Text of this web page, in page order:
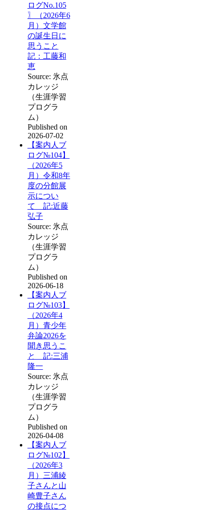
ログNo.105
〗（2026年6
月）文学館
の誕生日に
思うこと
記：工藤和
恵
Source: 氷点
カレッジ
（生涯学習
プログラ
ム）
Published on
2026-07-02
【案内人ブ
ログ№104】
（2026年5
月）令和8年
度の分館展
示につい
て 記:近藤
弘子
Source: 氷点
カレッジ
（生涯学習
プログラ
ム）
Published on
2026-06-18
【案内人ブ
ログ№103】
（2026年4
月）青少年
弁論2026を
聞き思うこ
と 記:三浦
隆一
Source: 氷点
カレッジ
（生涯学習
プログラ
ム）
Published on
2026-04-08
【案内人ブ
ログ№102】
（2026年3
月）三浦綾
子さんと山
崎豊子さん
の接点につ